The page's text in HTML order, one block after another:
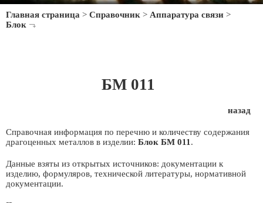
Главная страница > Справочник > Аппаратура связи >
Блок
БМ 011
назад
Справочная информация по перечню и количеству содержания
драгоценных металлов в изделии: Блок БМ 011 .
Данные взяты из открытых источников: документации к
изделию, формуляров, технической литературы, нормативной
документации.